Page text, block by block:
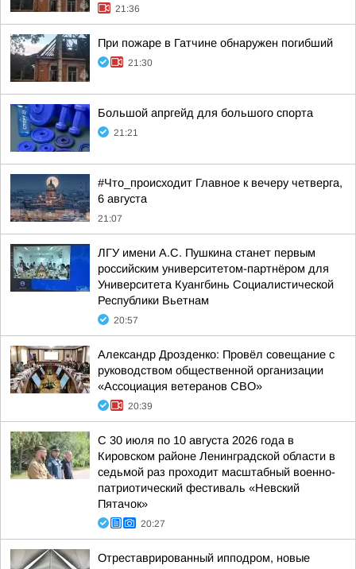
21:36
При пожаре в Гатчине обнаружен погибший
21:30
Большой апргейд для большого спорта
21:21
#Что_происходит Главное к вечеру четверга,
6 августа
21:07
ЛГУ имени А.С. Пушкина станет первым
российским университетом-партнёром для
Университета Куангбинь Социалистической
Республики Вьетнам
20:57
Александр Дрозденко: Провёл совещание с
руководством общественной организации
«Ассоциация ветеранов СВО»
20:39
С 30 июля по 10 августа 2026 года в
Кировском районе Ленинградской области в
седьмой раз проходит масштабный военно-
патриотический фестиваль «Невский
Пятачок»
20:27
Отреставрированный ипподром, новые